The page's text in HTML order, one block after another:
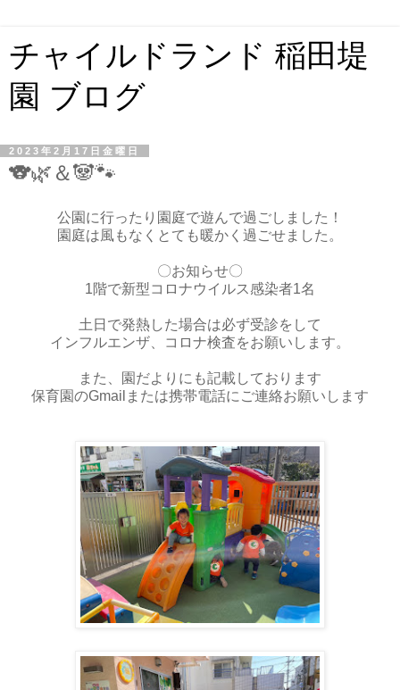
チャイルドランド 稲田堤
園 ブログ
2023年2月17日金曜日
🐨🌿＆🐼🐾
公園に行ったり園庭で遊んで過ごしました！
園庭は風もなくとても暖かく過ごせました。
〇お知らせ〇
1階で新型コロナウイルス感染者1名
土日で発熱した場合は必ず受診をして
インフルエンザ、コロナ検査をお願いします。
また、園だよりにも記載しております
保育園のGmailまたは携帯電話にご連絡お願いします